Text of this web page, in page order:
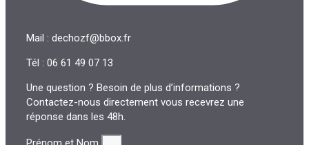
Mail : dechozf@bbox.fr
Tél : 06 61 49 07 13
Une question ? Besoin de plus d’informations ?
Contactez-nous directement vous recevrez une
réponse dans les 48h.